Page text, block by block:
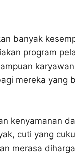
banyak
program
mereka yang
kenyamanan
cuti yang
merasa